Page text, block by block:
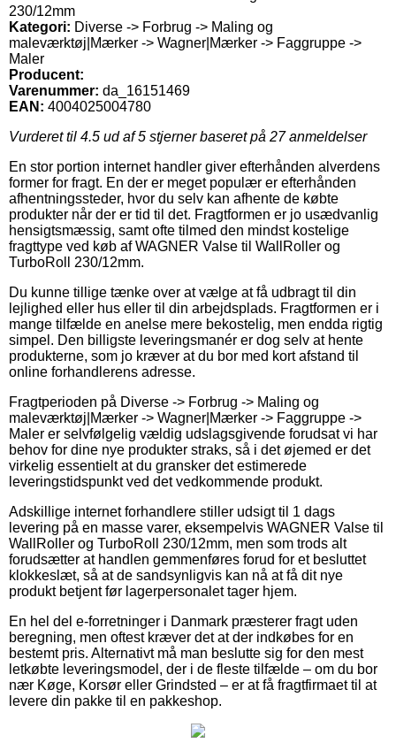
230/12mm
Kategori: Diverse -> Forbrug -> Maling og
maleværktøj|Mærker -> Wagner|Mærker -> Faggruppe ->
Maler
Producent:
Varenummer: da_16151469
EAN: 4004025004780
Vurderet til 4.5 ud af 5 stjerner baseret på 27anmeldelser
En stor portion internet handler giver efterhånden alverdens
former for fragt. En der er meget populær er efterhånden
afhentningssteder, hvor du selv kan afhente de købte
produkter når der er tid til det. Fragtformen er jo usædvanlig
hensigtsmæssig, samt ofte tilmed den mindst kostelige
fragttype ved køb af WAGNER Valse til WallRoller og
TurboRoll 230/12mm.
Du kunne tillige tænke over at vælge at få udbragt til din
lejlighed eller hus eller til din arbejdsplads. Fragtformen er i
mange tilfælde en anelse mere bekostelig, men endda rigtig
simpel. Den billigste leveringsmanér er dog selv at hente
produkterne, som jo kræver at du bor med kort afstand til
online forhandlerens adresse.
Fragtperioden på Diverse -> Forbrug -> Maling og
maleværktøj|Mærker -> Wagner|Mærker -> Faggruppe ->
Maler er selvfølgelig vældig udslagsgivende forudsat vi har
behov for dine nye produkter straks, så i det øjemed er det
virkelig essentielt at du gransker det estimerede
leveringstidspunkt ved det vedkommende produkt.
Adskillige internet forhandlere stiller udsigt til 1 dags
levering på en masse varer, eksempelvis WAGNER Valse til
WallRoller og TurboRoll 230/12mm, men som trods alt
forudsætter at handlen gemmenføres forud for et besluttet
klokkeslæt, så at de sandsynligvis kan nå at få dit nye
produkt betjent før lagerpersonalet tager hjem.
En hel del e-forretninger i Danmark præsterer fragt uden
beregning, men oftest kræver det at der indkøbes for en
bestemt pris. Alternativt må man beslutte sig for den mest
letkøbte leveringsmodel, der i de fleste tilfælde – om du bor
nær Køge, Korsør eller Grindsted – er at få fragtfirmaet til at
levere din pakke til en pakkeshop.